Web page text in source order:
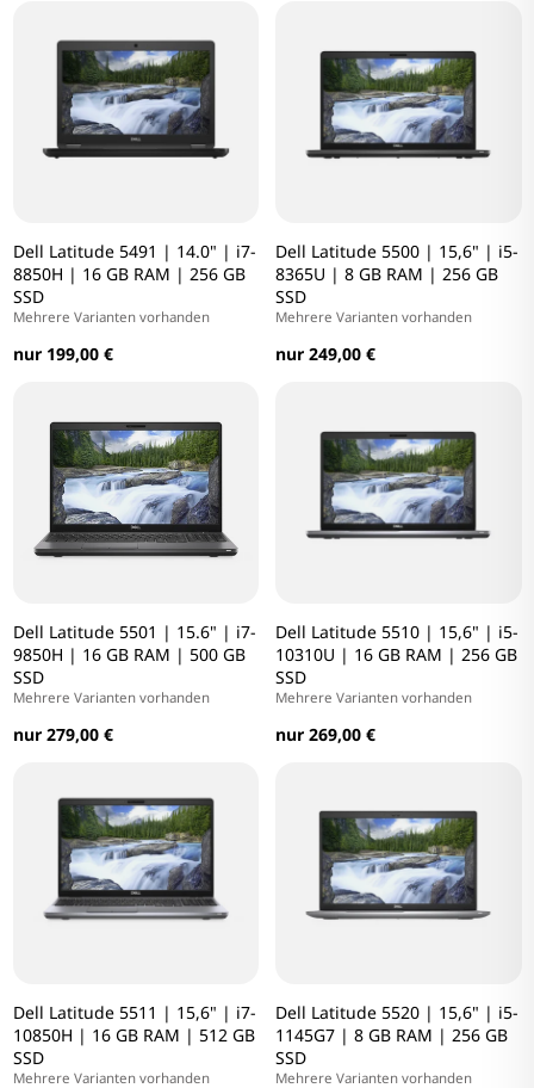
Dell Latitude 5491 | 14.0" | i7-
8850H | 16 GB RAM | 256 GB
SSD
Mehrere Varianten vorhanden
nur 199,00 €
Dell Latitude 5500 | 15,6" | i5-
8365U | 8 GB RAM | 256 GB
SSD
Mehrere Varianten vorhanden
nur 249,00 €
Dell Latitude 5501 | 15.6" | i7-
9850H | 16 GB RAM | 500 GB
SSD
Mehrere Varianten vorhanden
nur 279,00 €
Dell Latitude 5510 | 15,6" | i5-
10310U | 16 GB RAM | 256 GB
SSD
Mehrere Varianten vorhanden
nur 269,00 €
Dell Latitude 5511 | 15,6" | i7-
10850H | 16 GB RAM | 512 GB
SSD
Mehrere Varianten vorhanden
Dell Latitude 5520 | 15,6" | i5-
1145G7 | 8 GB RAM | 256 GB
SSD
Mehrere Varianten vorhanden